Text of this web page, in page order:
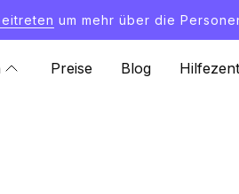
um mehr über die
Preise Blog